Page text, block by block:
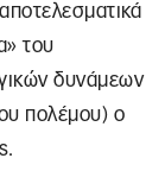
του
δυνάμεων
πολέμου) ο